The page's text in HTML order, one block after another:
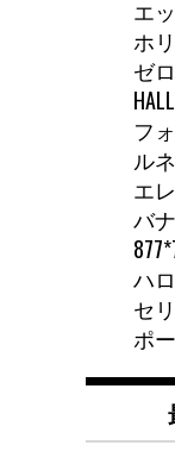
エ
ホ
ゼ
フ
ル
エ
バ
ハ
セ
ポ